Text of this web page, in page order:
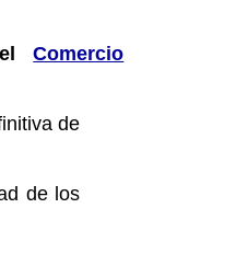
elComercio
de
de los